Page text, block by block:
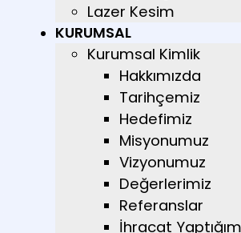
Lazer Kesim
KURUMSAL
Kurumsal Kimlik
Hakkımızda
Tarihçemiz
Hedefimiz
Misyonumuz
Vizyonumuz
Değerlerimiz
Referanslar
İhracat